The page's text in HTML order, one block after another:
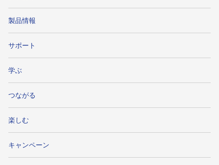
製品情報
サポート
学ぶ
つながる
楽しむ
キャンペーン